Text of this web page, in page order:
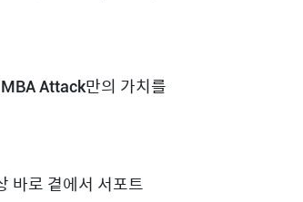
Attack만의 가치를
바로 곁에서 서포트